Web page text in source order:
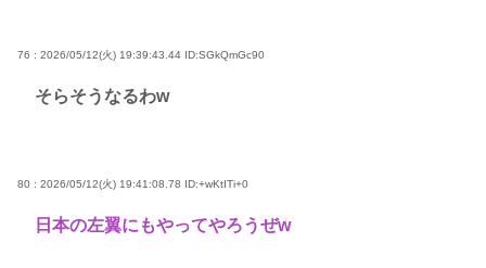
76 : 2026/05/12(火) 19:39:43.44 ID:SGkQmGc90
そらそうなるわw
80 : 2026/05/12(火) 19:41:08.78 ID:+wKtITi+0
日本の左翼にもやってやろうぜw